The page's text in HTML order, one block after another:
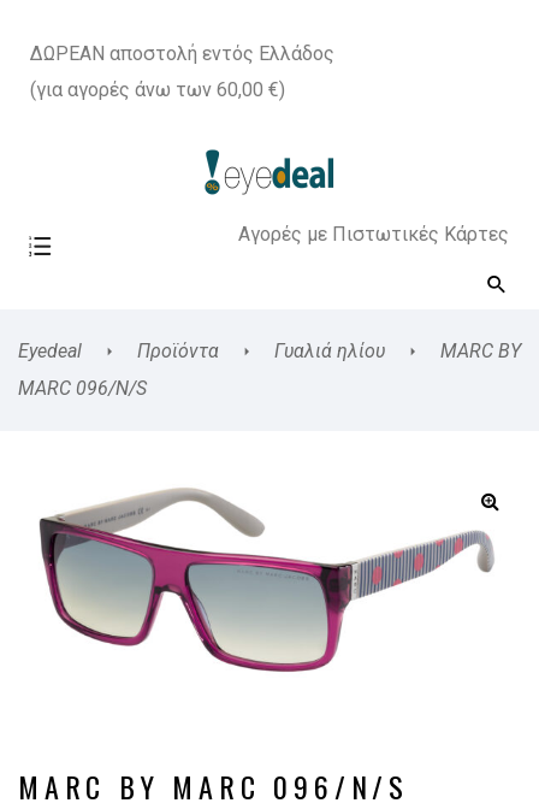
ΔΩΡΕΑΝ αποστολή εντός Ελλάδος
(για αγορές άνω των 60,00 €)
Αγορές με Πιστωτικές Κάρτες
Eyedeal Προϊόντα Γυαλιά ηλίου
MARC BY
MARC 096/N/S
MARC BY MARC 096/N/S